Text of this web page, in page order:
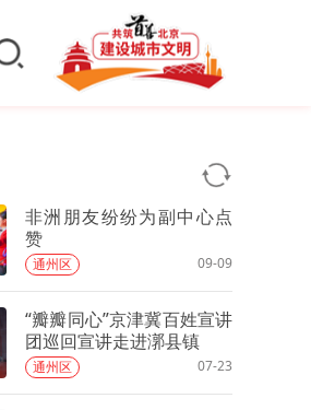
非洲朋友纷纷为副中心点
赞
通州区 09-09
“瓣瓣同心”京津冀百姓宣讲
团巡回宣讲走进漷县镇
通州区 07-23